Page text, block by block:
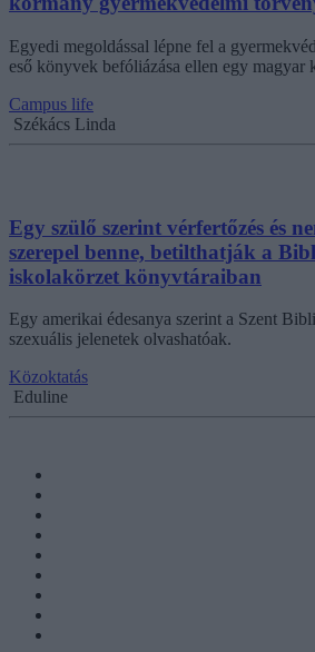
Egyedi megoldással lépne fel a
eső könyvek befóliázása ellen egy magyar
Campus life
Székács Linda
Egy szülő szerint vérfertőzés és
szerepel benne, betilthatják a
iskolakörzet könyvtáraiban
Egy amerikai édesanya szerint a Szent
szexuális jelenetek olvashatóak.
Közoktatás
Eduline